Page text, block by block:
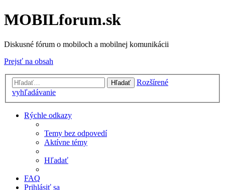
MOBILforum.sk
Diskusné fórum o mobiloch a mobilnej komunikácii
Prejsť na obsah
Hľadať
Rozšírené
vyhľadávanie
Rýchle odkazy
Temy bez odpovedí
Aktívne témy
Hľadať
FAQ
Prihlásiť sa